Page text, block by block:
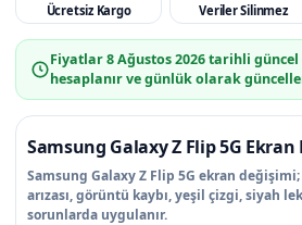
Ücretsiz Kargo Veriler Silinmez
Fiyatlar8 Ağustos 2026tarihli güncel
hesaplanır ve günlük olarak
Samsung Galaxy Z Flip 5G
Samsung Galaxy Z Flip 5G ekran
arızası, görüntü kaybı, yeşil çizgi, siyah
sorunlarda uygulanır.